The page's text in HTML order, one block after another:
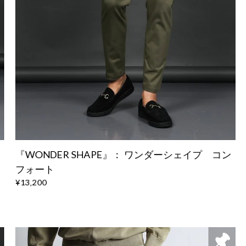
『WONDER SHAPE』： ワンダーシェイプ コン
フォート
¥13,200